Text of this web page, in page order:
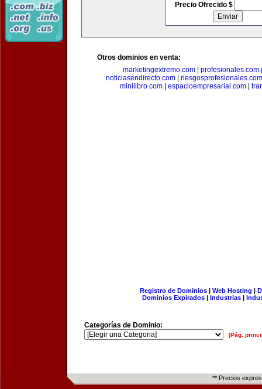
Precio Ofrecido $
Otros dominios en venta:
marketingextremo.com|
noticiasendirecto.com
riesgosprofesionales.com
minilibro.com| espacioempresarial.com|
Registro de Dominios| Web Hosting |
Dominios Expirados | Industrias |
Categorías de Dominio:
[Pág.
** Precios